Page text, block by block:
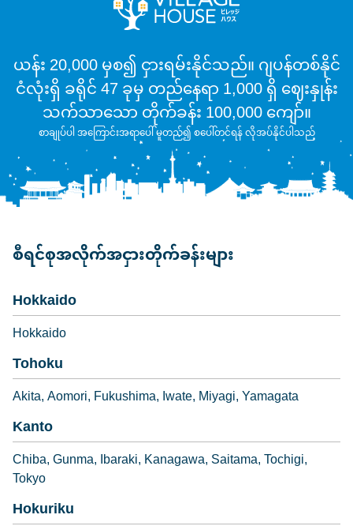
ယန်း 20,000 မှစ၍ ငှားရမ်းနိုင်သည်။ ဂျပန်တစ်နိုင်
ငံလုံးရှိ ခရိုင် 47 ခုမှ တည်နေရာ 1,000 ရှိ ဈေးနှုန်း
သက်သာသော တိုက်ခန်း 100,000 ကျော်။
စာချုပ်ပါ အကြောင်းအရာပေါ် မူတည်၍ စပေါ်တင်ရန် လိုအပ်နိုင်ပါသည်
စီရင်စုအလိုက်အငှားတိုက်ခန်းများ
Hokkaido
Hokkaido
Tohoku
Akita Aomori Fukushima Iwate Miyagi Yamagata
Kanto
Chiba Gunma Ibaraki Kanagawa Saitama Tochigi
Tokyo
Hokuriku